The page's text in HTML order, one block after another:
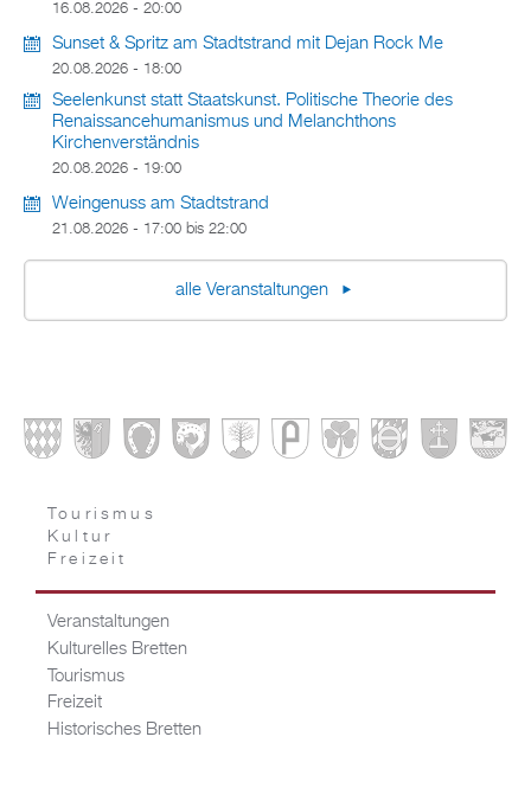
16.08.2026 - 20:00
Sunset & Spritz am Stadtstrand mit Dejan Rock Me
20.08.2026 - 18:00
Seelenkunst statt Staatskunst. Politische Theorie des
Renaissancehumanismus und Melanchthons
Kirchenverständnis
20.08.2026 - 19:00
Weingenuss am Stadtstrand
21.08.2026 - 17:00 bis 22:00
alle Veranstaltungen
Tourismus
Kultur
Freizeit
Veranstaltungen
Kulturelles Bretten
Tourismus
Freizeit
Historisches Bretten